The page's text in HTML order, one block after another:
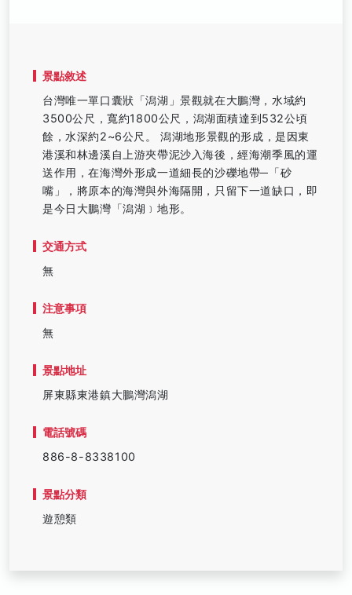
景點敘述
台灣唯一單口囊狀「潟湖」景觀就在大鵬灣，水域約
3500公尺，寬約1800公尺，潟湖面積達到532公頃
餘，水深約2~6公尺。 潟湖地形景觀的形成，是因東
港溪和林邊溪自上游夾帶泥沙入海後，經海潮季風的運
送作用，在海灣外形成一道細長的沙礫地帶─「砂
嘴」，將原本的海灣與外海隔開，只留下一道缺口，即
是今日大鵬灣「潟湖﹞地形。
交通方式
無
注意事項
無
景點地址
屏東縣東港鎮大鵬灣潟湖
電話號碼
886-8-8338100
景點分類
遊憩類